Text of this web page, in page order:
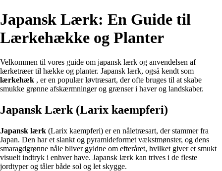
Japansk Lærk: En Guide til
Lærkehække og Planter
Velkommen til vores guide om japansk lærk og anvendelsen af
lærketræer til hække og planter. Japansk lærk, også kendt som
lærkehæk , er en populær løvtræsart, der ofte bruges til at skabe
smukke grønne afskærmninger og grænser i haver og landskaber.
Japansk Lærk (Larix kaempferi)
Japansk lærk (Larix kaempferi) er en nåletræsart, der stammer fra
Japan. Den har et slankt og pyramideformet vækstmønster, og dens
smaragdgrønne nåle bliver gyldne om efteråret, hvilket giver et smukt
visuelt indtryk i enhver have. Japansk lærk kan trives i de fleste
jordtyper og tåler både sol og let skygge.